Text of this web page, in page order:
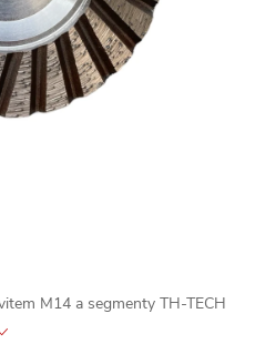
M14 a segmenty TH-TECH